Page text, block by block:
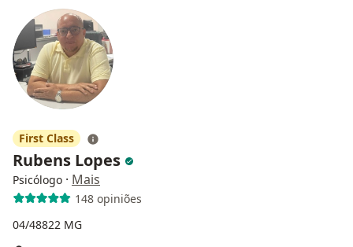
First Class
Rubens Lopes
Psicólogo · Mais
148 opiniões
04/48822 MG